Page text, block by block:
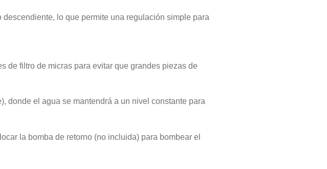
lo que permite una regulación simple para
de filtro de micras para evitar que grandes piezas de
donde el agua se mantendrá a un nivel constante para
la bomba de retorno (no incluida) para bombear el